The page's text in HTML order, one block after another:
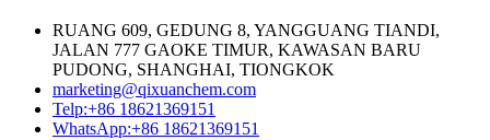
RUANG 609, GEDUNG 8, YANGGUANG TIANDI,
JALAN 777 GAOKE TIMUR, KAWASAN BARU
PUDONG, SHANGHAI, TIONGKOK
marketing@qixuanchem.com
Telp:+86 18621369151
WhatsApp:+86 18621369151